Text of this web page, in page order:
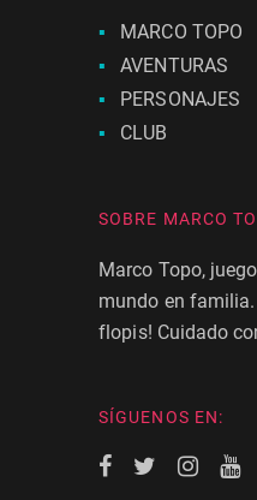
MARCO TOPO
AVENTURAS
PERSONAJES
CLUB
SOBRE MARCO
Marco Topo,
mundo en
flopis! Cuidado
SÍGUENOS EN: